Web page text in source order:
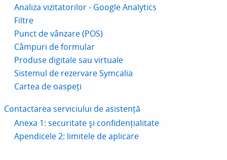
Analiza vizitatorilor - Google Analytics
Filtre
Punct de vânzare (POS)
Câmpuri de formular
Produse digitale sau virtuale
Sistemul de rezervare Symcalia
Cartea de oaspeți
Contactarea serviciului de asistență
Anexa 1: securitate și confidențialitate
Apendicele 2: limitele de aplicare